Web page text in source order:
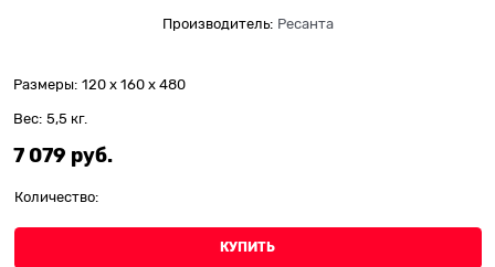
Производитель: Ресанта
Размеры: 120 x 160 x 480
Вес: 5,5 кг.
7 079 руб.
Количество:
КУПИТЬ